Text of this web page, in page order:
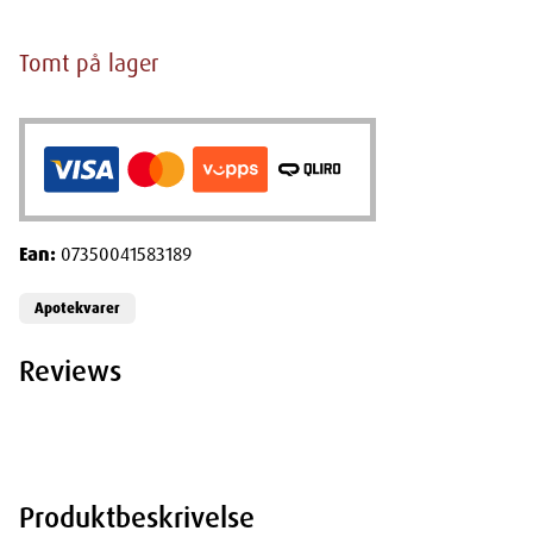
Produktbeskrivelse
Tomt på lager
Ean: 07350041583189
Apotekvarer
Reviews